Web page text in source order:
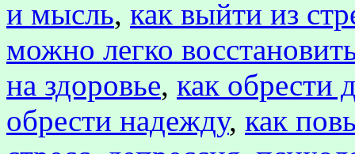
и мысль, как выйти из
можно легко
на здоровье, как обрести
обрести надежду, как